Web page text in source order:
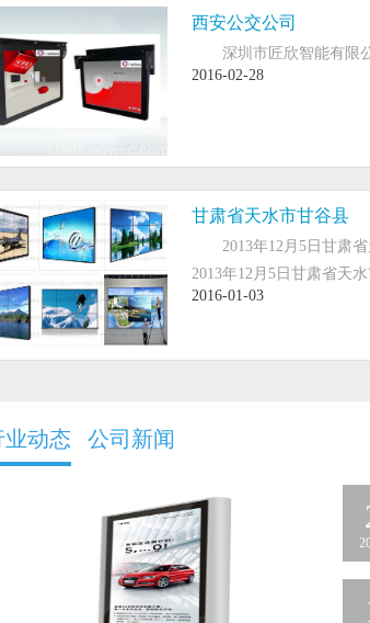
梯双屏广告机
电梯双屏广告机...
MORE+
...
MORE+
西安公交公司
深圳市匠欣智能有限
2016-02-28
甘肃省天水市甘谷县
2013年12月5日甘肃
2013年12月5日甘肃省天
2016-01-03
业动态 公司新闻